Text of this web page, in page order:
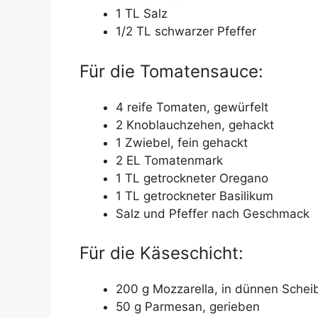
1 TL Salz
1/2 TL schwarzer Pfeffer
Für die Tomatensauce:
4 reife Tomaten, gewürfelt
2 Knoblauchzehen, gehackt
1 Zwiebel, fein gehackt
2 EL Tomatenmark
1 TL getrockneter Oregano
1 TL getrockneter Basilikum
Salz und Pfeffer nach Geschmack
Für die Käseschicht:
200 g Mozzarella, in dünnen
50 g Parmesan, gerieben